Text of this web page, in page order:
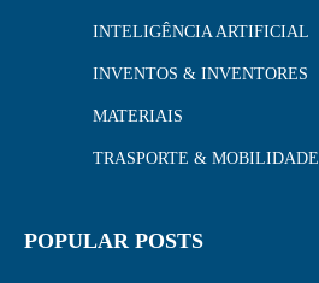
INTELIGÊNCIA ARTIFICIAL
INVENTOS & INVENTORES
MATERIAIS
TRASPORTE & MOBILIDADE
POPULAR POSTS